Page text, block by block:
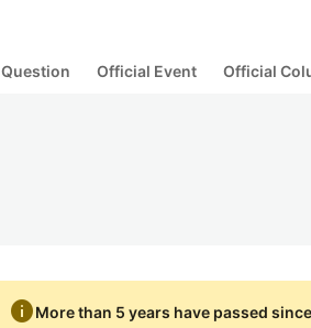
Question Official Event Official
infoMore than 5 years have passed